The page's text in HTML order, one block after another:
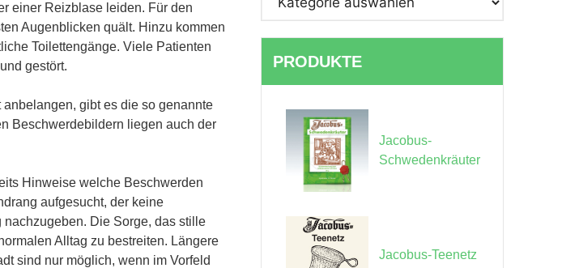
einer Reizblase leiden. Für den
Augenblicken quält. Hinzu kommen
Toilettengänge. Viele Patienten
gestört.
gibt es die so genannte
Beschwerdebildern liegen auch der
Hinweise welche Beschwerden
aufgesucht, der keine
Die Sorge, das stille
Alltag zu bestreiten. Längere
sind nur möglich, wenn im Vorfeld
PRODUKTE
Jacobus-
Schwedenkräuter
Jacobus-Teenetz